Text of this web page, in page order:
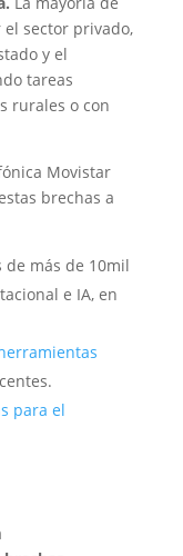
sector privado,
y el
tareas
rurales o con
Movistar
brechas a
de más de 10mil
e IA, en
para el